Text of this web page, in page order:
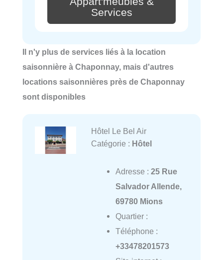
Services
Il n'y plus de services liés à la location
saisonnière à Chaponnay, mais d'autres
locations saisonnières près de Chaponnay
sont disponibles
Hôtel Le Bel Air
Catégorie : Hôtel
Adresse : 25 Rue
Salvador Allende,
69780 Mions
Quartier :
Téléphone :
+33478201573